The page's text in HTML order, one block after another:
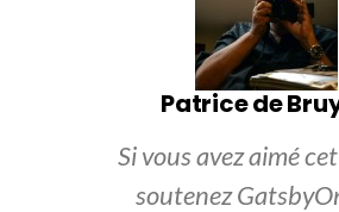
Patrice de
Si vous avez aimé
soutenez